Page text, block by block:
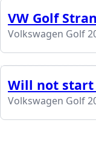
VW Golf
Volkswagen Golf
Will not start
Volkswagen Golf